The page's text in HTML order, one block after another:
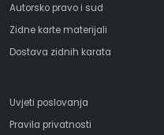
Autorsko pravo i sud
Zidne karte materijali
Dostava zidnih karata
Uvjeti poslovanja
Pravila privatnosti